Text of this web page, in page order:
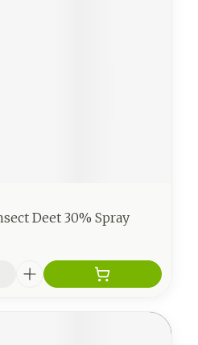
Deet 30% Spray